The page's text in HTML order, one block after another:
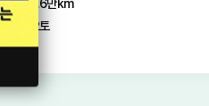
2.6만km
오토